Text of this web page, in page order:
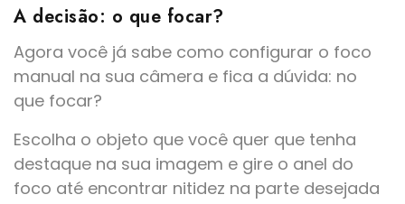
A decisão: o que focar?
Agora você já sabe como configurar o foco
manual na sua câmera e fica a dúvida: no
que focar?
Escolha o objeto que você quer que tenha
destaque na sua imagem e gire o anel do
foco até encontrar nitidez na parte desejada